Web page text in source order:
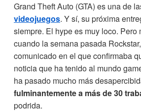
Grand Theft Auto (GTA) es una de
videojuegos. Y sí, su próxima
siempre. El hype es muy loco.
cuando la semana pasada
comunicado en el que confirmaba
noticia que ha tenido al mundo
ha pasado mucho más
fulminantemente a más de 30
podrida.